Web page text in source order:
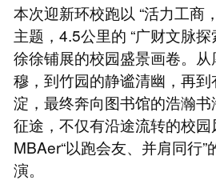
本次迎新环校跑以 “活力工商
主题，4.5公里的 “广财文脉
徐徐铺展的校园盛景画卷。
穆，到竹园的静谧清幽，再
淀，最终奔向图书馆的浩瀚
征途，不仅有沿途流转的校
MBAer“以跑会友、并肩同行”
演。